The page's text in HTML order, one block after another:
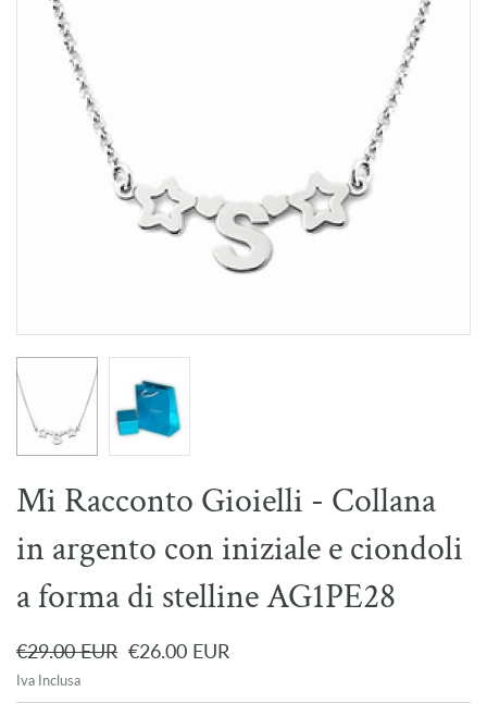
Mi Racconto Gioielli - Collana
in argento con iniziale e ciondoli
a forma di stelline AG1PE28
€29.00 EUR €26.00 EUR
Iva Inclusa